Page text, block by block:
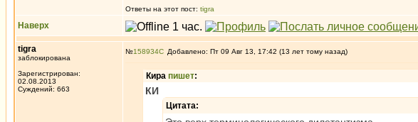
Ответы на этот пост: tigra
Наверх
tigra
заблокирована
Зарегистрирован:
02.08.2013
Суждений: 663
№158934 Добавлено: Пт 09 Авг 13, 17:42 (13 лет тому назад)
Кира пишет:
КИ
Цитата: